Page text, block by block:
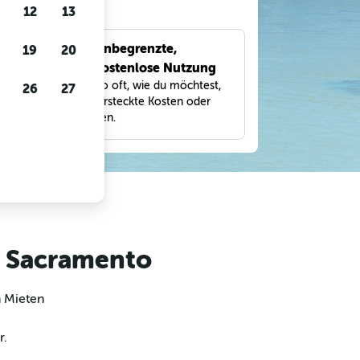
Unbegrenzte,
kostenlose Nutzung
Suche so oft, wie du möchtest,
ohne versteckte Kosten oder
Gebühren.
Mieten
12 13
19 20
26 27